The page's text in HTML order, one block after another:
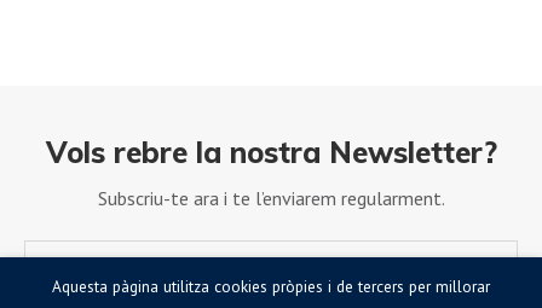
Vols rebre la nostra Newsletter?
Subscriu-te ara i te l’enviarem regularment.
Aquesta pàgina utilitza cookies pròpies i de tercers per millorar